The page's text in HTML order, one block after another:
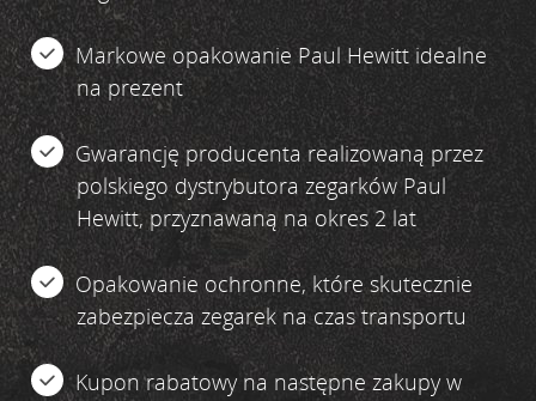
Markowe opakowanie Paul Hewitt idealne
na prezent
Gwarancję producenta realizowaną przez
polskiego dystrybutora zegarków Paul
Hewitt, przyznawaną na okres 2 lat
Opakowanie ochronne, które skutecznie
zabezpiecza zegarek na czas transportu
Kupon rabatowy na następne zakupy w